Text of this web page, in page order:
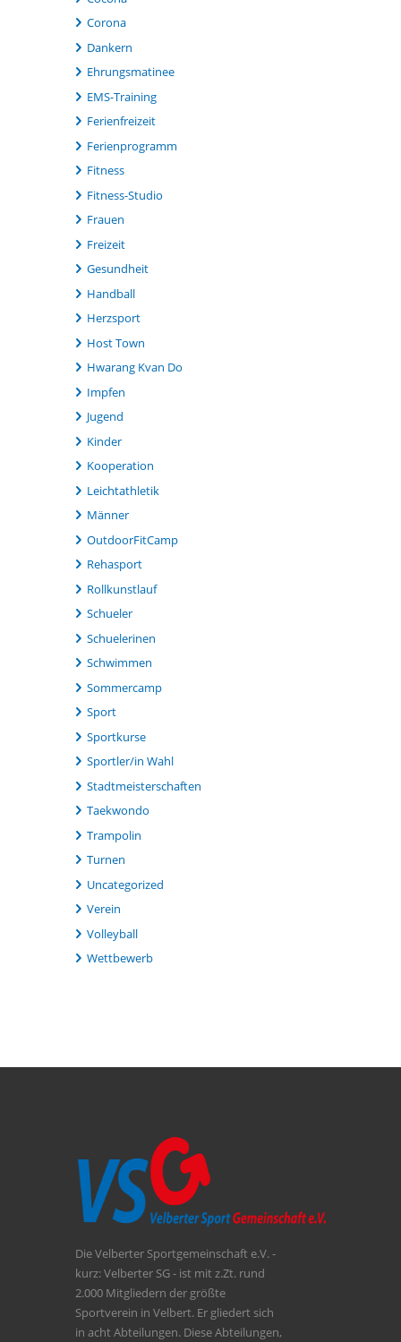
Corona
Dankern
Ehrungsmatinee
EMS-Training
Ferienfreizeit
Ferienprogramm
Fitness
Fitness-Studio
Frauen
Freizeit
Gesundheit
Handball
Herzsport
Host Town
Hwarang Kvan Do
Impfen
Jugend
Kinder
Kooperation
Leichtathletik
Männer
OutdoorFitCamp
Rehasport
Rollkunstlauf
Schueler
Schuelerinen
Schwimmen
Sommercamp
Sport
Sportkurse
Sportler/in Wahl
Stadtmeisterschaften
Taekwondo
Trampolin
Turnen
Uncategorized
Verein
Volleyball
Wettbewerb
Die Velberter Sportgemeinschaft e.V. -
kurz: Velberter SG - ist mit z.Zt. rund
2.000 Mitgliedern der größte
Sportverein in Velbert. Er gliedert sich
in acht Abteilungen. Diese Abteilungen,